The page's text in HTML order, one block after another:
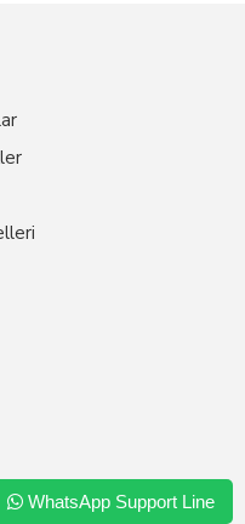
WhatsApp Support Line